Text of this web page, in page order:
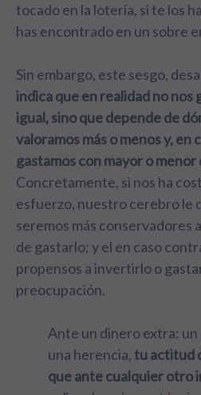
tocado en la lotería, si te los
has encontrado en un sobre
Sin embargo, este sesgo,
indica que en realidad no nos
igual, sino que depende de
valoramos más o menos y, en
gastamos con mayor o
Concretamente, si nos ha
esfuerzo, nuestro cerebro le
seremos más conservadores
de gastarlo; y el en caso
propensos a invertirlo o
preocupación.
Ante un dinero extra:
una herencia, tu actitud
que ante cualquier otro